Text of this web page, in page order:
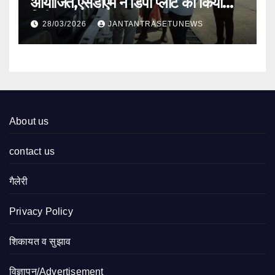
निरीक्षण
28/03/2026 JANTANTRASETUNEWS
About us
contact us
गैलेरी
Privacy Policy
शिकायत व सुझाव
विज्ञापन/Advertisement